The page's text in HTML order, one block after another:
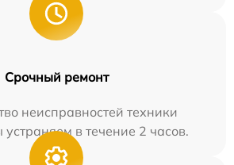
Срочный ремонт
неисправностей техники
в течение 2 часов.